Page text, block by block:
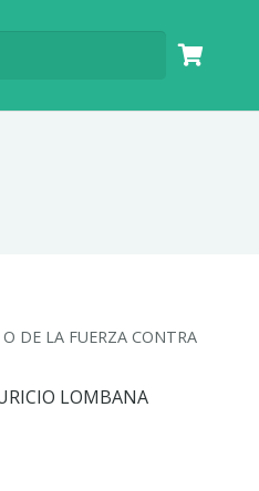
DE LA FUERZA CONTRA
LOMBANA